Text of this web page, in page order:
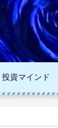
投資マインド